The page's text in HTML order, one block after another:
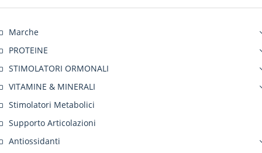
Marche
PROTEINE
STIMOLATORI ORMONALI
VITAMINE & MINERALI
Stimolatori Metabolici
Supporto Articolazioni
Antiossidanti